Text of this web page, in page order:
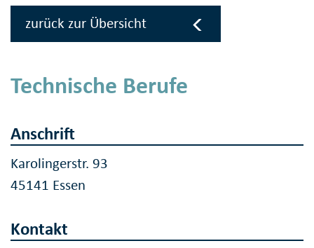
zurück zur Übersicht
Technische Berufe
Anschrift
Karolingerstr. 93
45141 Essen
Kontakt